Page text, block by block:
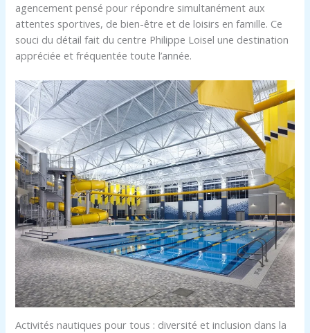
agencement pensé pour répondre simultanément aux
attentes sportives, de bien-être et de loisirs en famille. Ce
souci du détail fait du centre Philippe Loisel une destination
appréciée et fréquentée toute l’année.
Activités nautiques pour tous : diversité et inclusion dans la